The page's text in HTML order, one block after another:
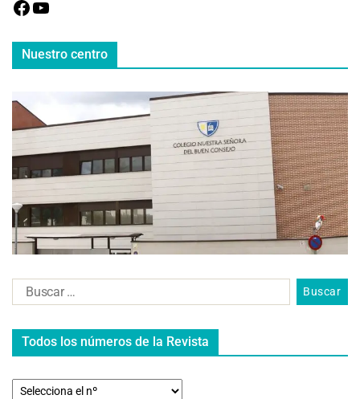
Nuestro centro
Todos los números de la Revista